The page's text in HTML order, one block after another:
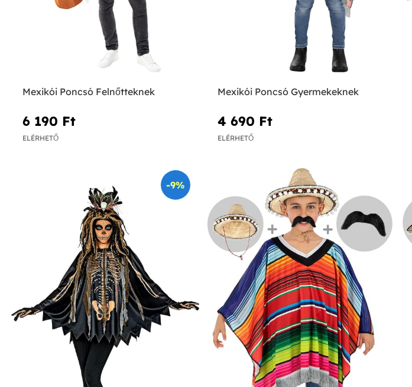
Mexikói Poncsó Felnőtteknek
6 190 Ft‎
ELÉRHETŐ
Mexikói Poncsó Gyermekeknek
4 690 Ft‎
ELÉRHETŐ
-9%